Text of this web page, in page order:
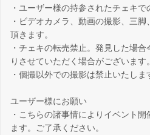
・ユーザー様の持参されたチェキで
・ビデオカメラ、動画の撮影、三
頂きます。
・チェキの転売禁止。発見した場
りさせていただく場合がございます。
・個撮以外での撮影は禁止いたしま
ユーザー様にお願い
・こちらの諸事情によりイベント
ます。ご了承ください。